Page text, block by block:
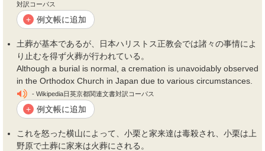
対訳コーパス
+ 例文帳に追加
土葬が基本であるが、日本ハリストス正教会では諸々の事情によ
り止むを得ず火葬が行われている。
Although a burial is normal, a cremation is unavoidably observed
in the Orthodox Church in Japan due to various circumstances.
- Wikipedia日英京都関連文書対訳コーパス
+ 例文帳に追加
これを怒った横山によって、小栗と家来達は毒殺され、小栗は上
野原で土葬に家来は火葬にされる。